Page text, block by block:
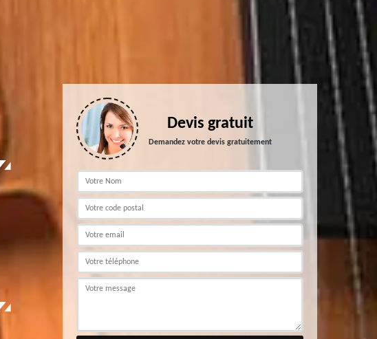
Devis gratuit
Demandez votre devis gratuitement